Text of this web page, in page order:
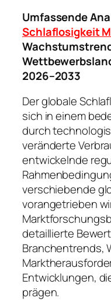
Umfassende
Schlaflosigkeit
2026–2033
Der globale
sich in einem
durch
veränderte
entwickelnde
verschiebende
vorangetrieben
detaillierte
Branchentrends,
Entwicklungen,
prägen.